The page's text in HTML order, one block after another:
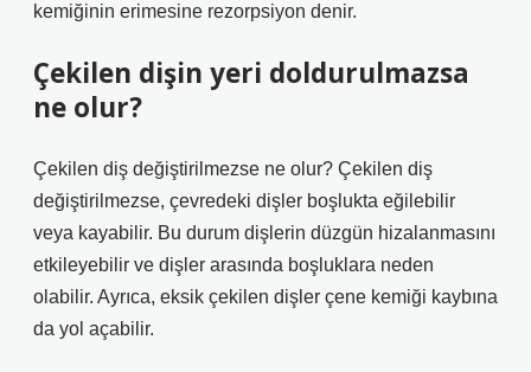
kemiğinin erimesine rezorpsiyon denir.
Çekilen dişin yeri doldurulmazsa
ne olur?
Çekilen diş değiştirilmezse ne olur? Çekilen diş
değiştirilmezse, çevredeki dişler boşlukta eğilebilir
veya kayabilir. Bu durum dişlerin düzgün hizalanmasını
etkileyebilir ve dişler arasında boşluklara neden
olabilir. Ayrıca, eksik çekilen dişler çene kemiği kaybına
da yol açabilir.